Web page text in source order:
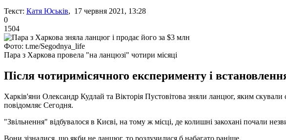
Текст: Катя Юськів, 17 червня 2021, 13:28
0
1504
Фото: t.me/Segodnya_life
Пара з Харкова провела "на ланцюзі" чотири місяці
Після чотиримісячного експерименту і
Харків'яни Олександр Кудлай та Вікторія Пустовітова зняли ланцюг, яким
повідомляє Сегодня.
"Звільнення" відбувалося в Києві, на тому ж місці, де колишні закохані почали
Вони зізналися, що якби не ланцюг, то розлучилися б набагато раніше.